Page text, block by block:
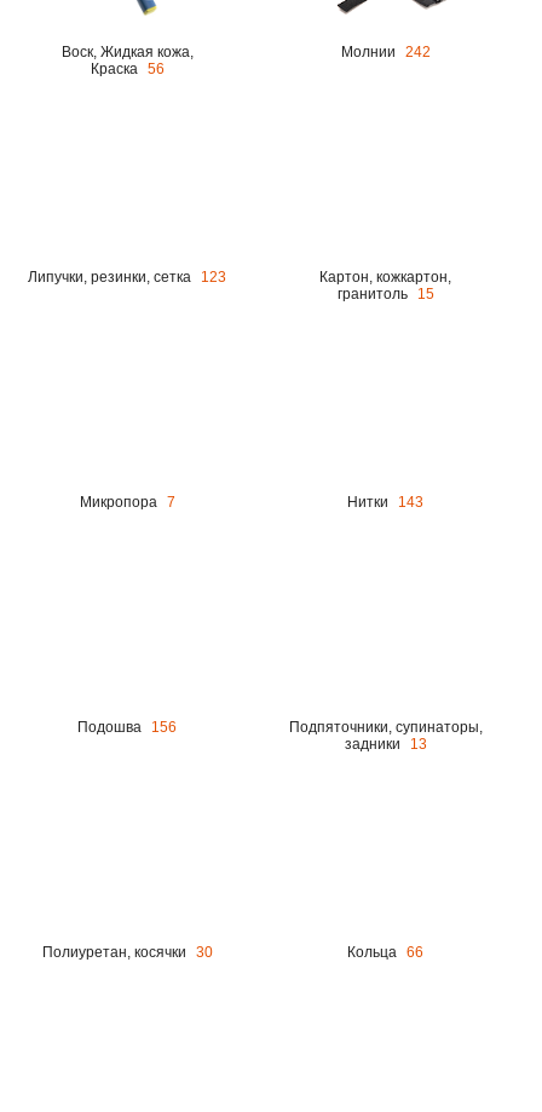
Воск, Жидкая кожа,
Краска
56
Молнии 242
Липучки, резинки, сетка 123
Картон, кожкартон,
гранитоль
15
Микропора 7 Нитки 143
Подошва 156
Подпяточники, супинаторы,
задники
13
Полиуретан, косячки 30 Кольца 66